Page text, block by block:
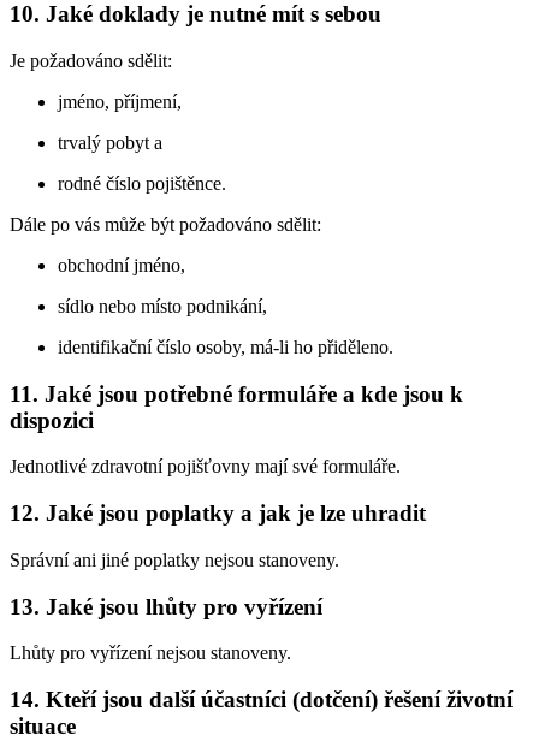
10. Jaké doklady je nutné mít s sebou
Je požadováno sdělit:
jméno, příjmení,
trvalý pobyt a
rodné číslo pojištěnce.
Dále po vás může být požadováno sdělit:
obchodní jméno,
sídlo nebo místo podnikání,
identifikační číslo osoby, má-li ho přiděleno.
11. Jaké jsou potřebné formuláře a kde jsou k
dispozici
Jednotlivé zdravotní pojišťovny mají své formuláře.
12. Jaké jsou poplatky a jak je lze uhradit
Správní ani jiné poplatky nejsou stanoveny.
13. Jaké jsou lhůty pro vyřízení
Lhůty pro vyřízení nejsou stanoveny.
14. Kteří jsou další účastníci (dotčení) řešení životní
situace